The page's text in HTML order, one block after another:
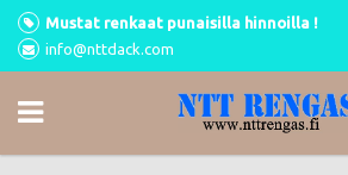
Mustat renkaat punaisilla hinnoilla !
info@nttdack.com